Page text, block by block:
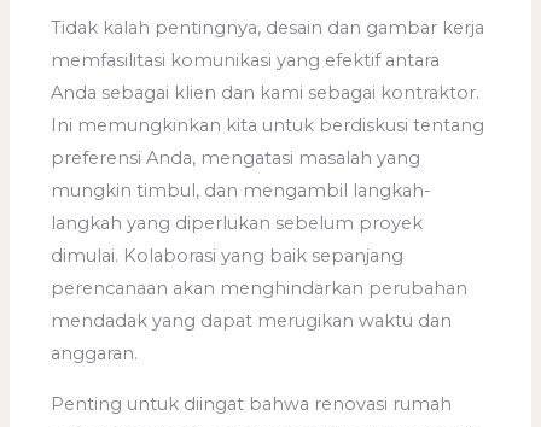
Tidak kalah pentingnya, desain dan gambar kerja
memfasilitasi komunikasi yang efektif antara
Anda sebagai klien dan kami sebagai kontraktor.
Ini memungkinkan kita untuk berdiskusi tentang
preferensi Anda, mengatasi masalah yang
mungkin timbul, dan mengambil langkah-
langkah yang diperlukan sebelum proyek
dimulai. Kolaborasi yang baik sepanjang
perencanaan akan menghindarkan perubahan
mendadak yang dapat merugikan waktu dan
anggaran.
Penting untuk diingat bahwa renovasi rumah